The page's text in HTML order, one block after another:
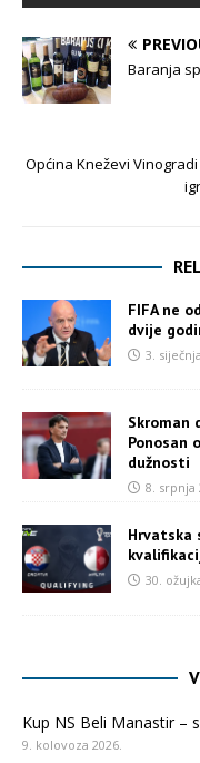
Baranja
Općina Kneževi
FIFA ne
dvije
3.
Skroman
Ponosan
dužnosti
8. srpnja
Hrvatska
30.
Kup NS Beli Manastir –
9. kolovoza 2026.